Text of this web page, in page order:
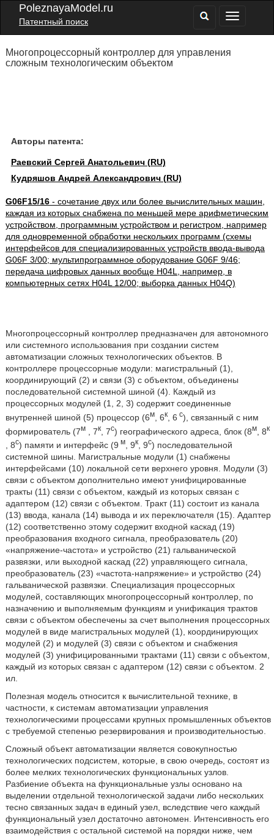
PoleznayaModel.ru
Патентный поиск
Многопроцессорный контроллер для управления
сложным технологическим объектом
Авторы патента:
Раевский Сергей Анатольевич (RU)
Кудряшов Андрей Александрович (RU)
G06F15/16- сочетание двух или более вычислительных машин,
каждая из которых снабжена по меньшей мере арифметическим
устройством, программным устройством и регистром, например
для одновременной обработки нескольких программ (схемы
интерфейсов для специализированных устройств ввода-вывода
G06F 3/00; мультипрограммное оборудование G06F 9/46;
передача цифровых данных вообще H04L, например, в
компьютерных сетях H04L 12/00; выборка данных H04Q)
Многопроцессорный контроллер предназначен для автономного
или системного использования при создании систем
автоматизации сложных технологических объектов. В
контроллере процессорные модули: магистральный (1),
координирующий (2) и связи (3) с объектом, объединены
последовательной системной шиной (4). Каждый из
процессорных модулей (1, 2, 3) содержит соединенные
внутренней шиной (5) процессор (6м, 6к, 6 c), связанный с ним
формирователь (7м, 7к, 7c) географического адреса, блок (8м, 8к
, 8c) памяти и интерфейс (9 м, 9к, 9с) последовательной
системной шины. Магистральные модули (1) снабжены
интерфейсами (10) локальной сети верхнего уровня. Модули (3)
связи с объектом дополнительно имеют унифицированные
тракты (11) связи с объектом, каждый из которых связан с
адаптером (12) связи с объектом. Тракт (11) состоит из канала
(13) ввода, канала (14) вывода и их переключателя (15). Адаптер
(12) соответственно этому содержит входной каскад (19)
преобразования входного сигнала, преобразователь (20)
«напряжение-частота» и устройство (21) гальванической
развязки, или выходной каскад (22) управляющего сигнала,
преобразователь (23) «частота-напряжение» и устройство (24)
гальванической развязки. Специализация процессорных
модулей, составляющих многопроцессорный контроллер, по
назначению и выполняемым функциям и унификация трактов
связи с объектом обеспечены за счет выполнения процессорных
модулей в виде магистральных модулей (1), координирующих
модулей (2) и модулей (3) связи с объектом и снабжения
модулей (3) унифицированными трактами (11) связи с объектом,
каждый из которых связан с адаптером (12) связи с объектом. 2
ил.
Полезная модель относится к вычислительной технике, в
частности, к системам автоматизации управления
технологическими процессами крупных промышленных объектов
с требуемой степенью резервирования и производительностью.
Сложный объект автоматизации является совокупностью
технологических подсистем, которые, в свою очередь, состоят из
более мелких технологических функциональных узлов.
Разбиение объекта на функциональные узлы основано на
выделении отдельной технологической задачи либо нескольких
тесно связанных задач в единый узел, вследствие чего каждый
функциональный узел достаточно автономен. Интенсивность его
взаимодействия с остальной системой на порядки ниже, чем